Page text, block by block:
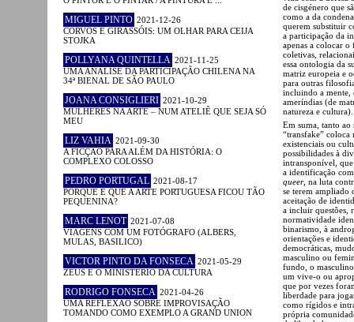
MIGUEL PINTO 2021-12-26
CORVOS E GIRASSÓIS: UM OLHAR PARA CEIJA
STOJKA
POLLYANA QUINTELLA 2021-11-25
UMA ANÁLISE DA PARTICIPAÇÃO CHILENA NA
34ª BIENAL DE SÃO PAULO
JOANA CONSIGLIERI 2021-10-29
MULHERES NA ARTE – NUM ATELIÊ QUE SEJA SÓ
MEU
LIZ VAHIA 2021-09-30
A FICÇÃO PARA ALÉM DA HISTÓRIA: O
COMPLEXO COLOSSO
PEDRO PORTUGAL 2021-08-17
PORQUE É QUE A ARTE PORTUGUESA FICOU TÃO
PEQUENINA?
MARC LENOT 2021-07-08
VIAGENS COM UM FOTÓGRAFO (ALBERS,
MULAS, BASILICO)
VICTOR PINTO DA FONSECA 2021-05-29
ZEUS E O MINISTÉRIO DA CULTURA
RODRIGO FONSECA 2021-04-26
UMA REFLEXÃO SOBRE IMPROVISAÇÃO
TOMANDO COMO EXEMPLO A GRAND UNION
de cisgénero que
como a da
querem substituir
a participação da
apenas a colocar
coletivas,
essa ontologia da
matriz europeia e
para outras
incluindo a mente,
ameríndias (de
natureza e cultura).
Em suma, tanto
“transfake” coloca
existenciais ou
possibilidades à
intransponível, que
a identificação
queer, na luta
se terem ampliado
aceitação de
a incluir questões,
normatividade
binarismo, à
orientações e
democráticas,
masculino ou
fundo, o
um vive-o ou
que por vezes
liberdade para
como rígidos e
própria